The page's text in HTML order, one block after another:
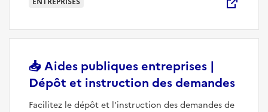
📥 Aides publiques entreprises |
Dépôt et instruction des demandes
Facilitez le dépôt et l'instruction des demandes de